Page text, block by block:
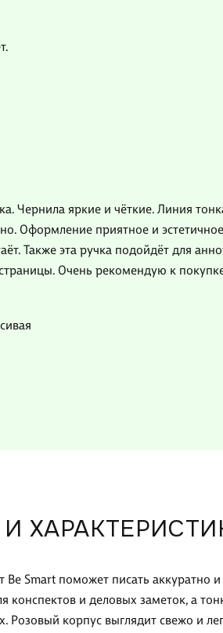
Be Smart поможет писать
конспектов и деловых заметок, а
Розовый корпус выглядит свежо и
Чернила яркие и чёткие. Линия
Оформление приятное и
Также эта ручка подойдёт для
Очень рекомендую к